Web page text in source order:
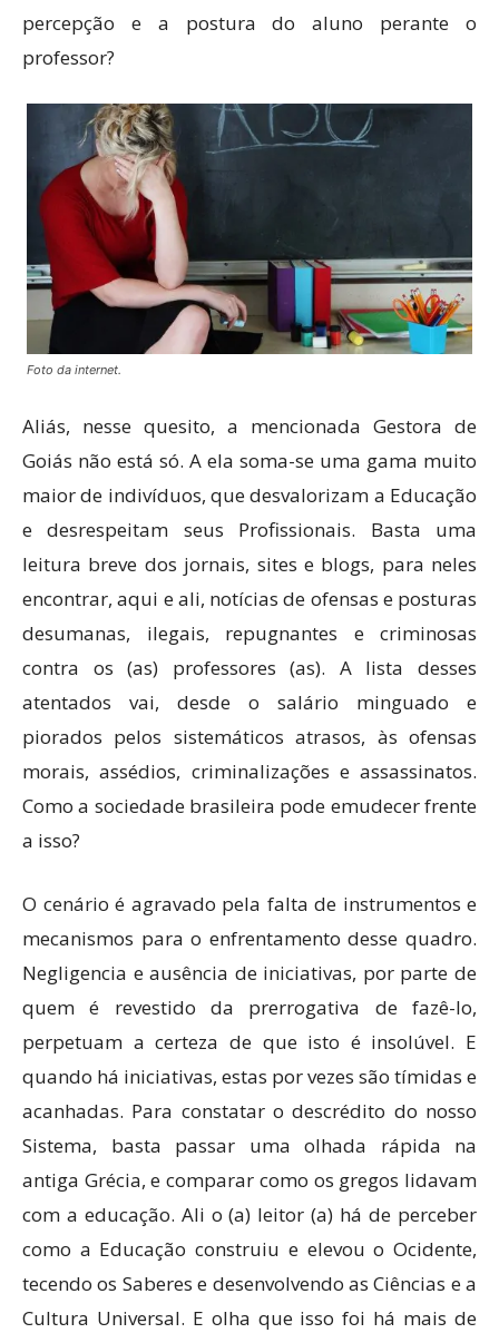
percepção e a postura do aluno perante o
professor?
Foto da internet.
Aliás, nesse quesito, a mencionada Gestora de
Goiás não está só. A ela soma-se uma gama muito
maior de indivíduos, que desvalorizam a Educação
e desrespeitam seus Profissionais. Basta uma
leitura breve dos jornais, sites e blogs, para neles
encontrar, aqui e ali, notícias de ofensas e posturas
desumanas, ilegais, repugnantes e criminosas
contra os (as) professores (as). A lista desses
atentados vai, desde o salário minguado e
piorados pelos sistemáticos atrasos, às ofensas
morais, assédios, criminalizações e assassinatos.
Como a sociedade brasileira pode emudecer frente
a isso?
O cenário é agravado pela falta de instrumentos e
mecanismos para o enfrentamento desse quadro.
Negligencia e ausência de iniciativas, por parte de
quem é revestido da prerrogativa de fazê-lo,
perpetuam a certeza de que isto é insolúvel. E
quando há iniciativas, estas por vezes são tímidas e
acanhadas. Para constatar o descrédito do nosso
Sistema, basta passar uma olhada rápida na
antiga Grécia, e comparar como os gregos lidavam
com a educação. Ali o (a) leitor (a) há de perceber
como a Educação construiu e elevou o Ocidente,
tecendo os Saberes e desenvolvendo as Ciências e a
Cultura Universal. E olha que isso foi há mais de